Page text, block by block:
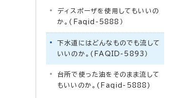
ディスポーザを使用してもいいの
か。(Faqid-5888）
下水道にはどんなものでも流して
いいのか。(FAQID-5893）
台所で使った油をそのまま流して
もいいのか。(Faqid-5888)